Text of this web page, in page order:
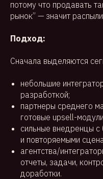
потому что продавать
рынок” — значит
Подход:
Сначала выделяются
небольшие
разработкой;
партнеры среднего
готовые upsell-
сильные внедренцы
и повторяемыми
агентства/
отчеты, задачи,
доработки.